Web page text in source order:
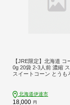
【JRE限定】北海道 コ
0g 20袋 2-3人前 濃縮
スイートコーン とうも
ドル 送料無料【
北海道伊達市
18,000 円